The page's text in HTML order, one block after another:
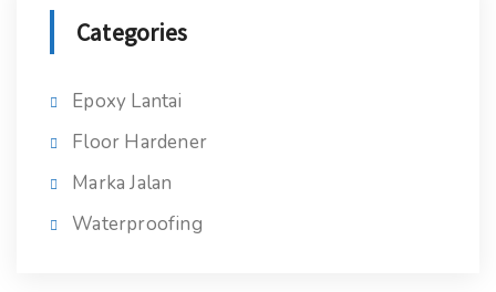
Categories
Epoxy Lantai
Floor Hardener
Marka Jalan
Waterproofing